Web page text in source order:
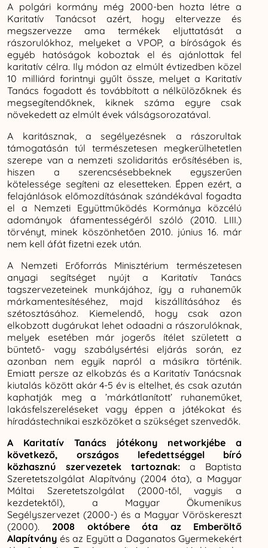
A polgári kormány még 2000-ben hozta létre a
Karitatív Tanácsot azért, hogy eltervezze és
megszervezze ama termékek eljuttatását a
rászorulókhoz, melyeket a VPOP, a bíróságok és
egyéb hatóságok koboztak el és ajánlottak fel
karitatív célra. Ily módon az elmúlt évtizedben közel
10 milliárd forintnyi gyűlt össze, melyet a Karitatív
Tanács fogadott és továbbított a nélkülözőknek és
megsegítendőknek, kiknek száma egyre csak
növekedett az elmúlt évek válságsorozatával.
A karitásznak, a segélyezésnek a rászorultak
támogatásán túl természetesen megkerülhetetlen
szerepe van a nemzeti szolidaritás erősítésében is,
hiszen a szerencsésebbeknek egyszerűen
kötelessége segíteni az elesetteken. Éppen ezért, a
felajánlások előmozdításának szándékával fogadta
el a Nemzeti Együttműködés Kormánya közcélú
adományok áfamentességéről szóló (2010. LIII.)
törvényt, minek köszönhetően 2010. június 16. már
nem kell áfát fizetni ezek után.
A Nemzeti Erőforrás Minisztérium természetesen
anyagi segítséget nyújt a Karitatív Tanács
tagszervezeteinek munkájához, így a ruhaneműk
márkamentesítéséhez, majd kiszállításához és
szétosztásához. Kiemelendő, hogy csak azon
elkobzott dugárukat lehet odaadni a rászorulóknak,
melyek esetében már jogerős ítélet született a
büntető- vagy szabálysértési eljárás során, ez
azonban nem egyik napról a másikra történik.
Emiatt persze az elkobzás és a Karitatív Tanácsnak
kiutalás között akár 4-5 év is eltelhet, és csak azután
kaphatják meg a ’márkátlanított’ ruhaneműket,
lakásfelszereléseket vagy éppen a játékokat és
híradástechnikai eszközöket a szükséget szenvedők.
A Karitatív Tanács jótékony networkjébe a
következő, országos lefedettséggel bíró
közhasznú szervezetek tartoznak:a Baptista
Szeretetszolgálat Alapítvány (2004 óta), a Magyar
Máltai Szeretetszolgálat (2000-től, vagyis a
kezdetektől), a Magyar Ökumenikus
Segélyszervezet (2000-) és a Magyar Vöröskereszt
(2000). 2008 októbere óta az Emberöltő
Alapítvány és az Együtt a Daganatos Gyermekekért